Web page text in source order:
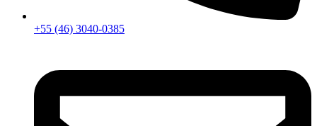
+55 (46) 3040-0385